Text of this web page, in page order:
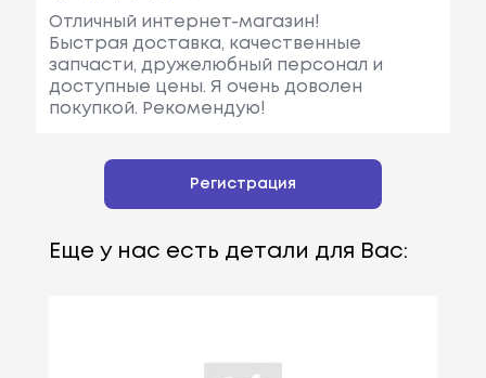
Отличный интернет-магазин!
Быстрая доставка, качественные
запчасти, дружелюбный персонал и
доступные цены. Я очень доволен
покупкой. Рекомендую!
Регистрация
Еще у нас есть детали для Вас: